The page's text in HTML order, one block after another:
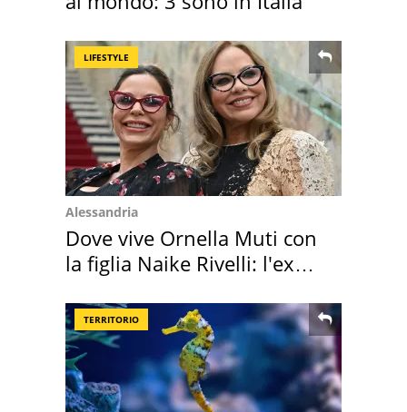
LIFESTYLE
Alessandria
Dove vive Ornella Muti con
la figlia Naike Rivelli: l'ex
TERRITORIO